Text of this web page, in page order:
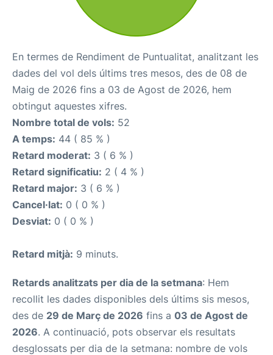
En termes de Rendiment de Puntualitat, analitzant les
dades del vol dels últims tres mesos, des de 08 de
Maig de 2026 fins a 03 de Agost de 2026, hem
obtingut aquestes xifres.
Nombre total de vols: 52
A temps: 44 ( 85 % )
Retard moderat: 3 ( 6 % )
Retard significatiu: 2 ( 4 % )
Retard major: 3 ( 6 % )
Cancel·lat: 0 ( 0 % )
Desviat: 0 ( 0 % )
Retard mitjà: 9 minuts.
Retards analitzats per dia de la setmana: Hem
recollit les dades disponibles dels últims sis mesos,
des de 29 de Març de 2026 fins a 03 de Agost de
2026. A continuació, pots observar els resultats
desglossats per dia de la setmana: nombre de vols